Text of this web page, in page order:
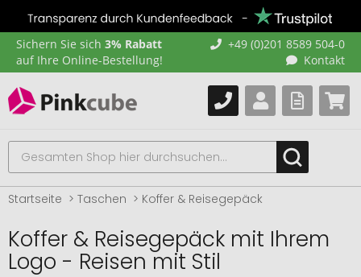
Sichern Sie sich 3% Rabatt
auf Ihre Online-Bestellung!
+49 (0)201 8589 504-0
Kontakt
Startseite Taschen Koffer & Reisegepäck
Koffer & Reisegepäck mit Ihrem
Logo - Reisen mit Stil